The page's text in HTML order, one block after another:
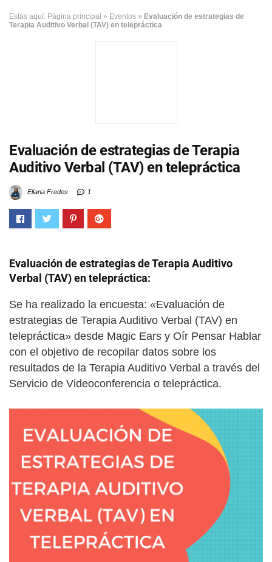
Estás aquí: Página principal » Eventos » Evaluación de estrategias de
Terapia Auditivo Verbal (TAV) en telepráctica
Evaluación de estrategias de Terapia
Auditivo Verbal (TAV) en telepráctica
Eliana Fredes 1
Evaluación de estrategias de Terapia Auditivo
Verbal (TAV) en telepráctica:
Se ha realizado la encuesta: «Evaluación de
estrategias de Terapia Auditivo Verbal (TAV) en
telepráctica» desde Magic Ears y Oír Pensar Hablar
con el objetivo de recopilar datos sobre los
resultados de la Terapia Auditivo Verbal a través del
Servicio de Videoconferencia o telepráctica.